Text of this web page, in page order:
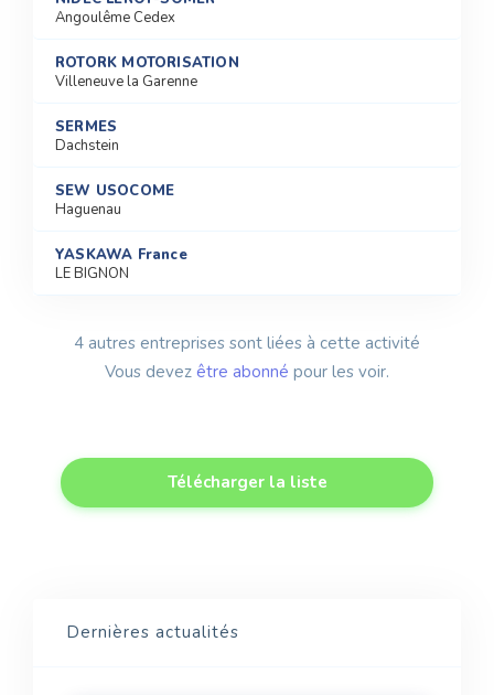
Angoulême Cedex
ROTORK MOTORISATION
Villeneuve la Garenne
SERMES
Dachstein
SEW USOCOME
Haguenau
YASKAWA France
LE BIGNON
4 autres entreprises sont liées à cette activité
Vous devez être abonné pour les voir.
Télécharger la liste
Dernières actualités